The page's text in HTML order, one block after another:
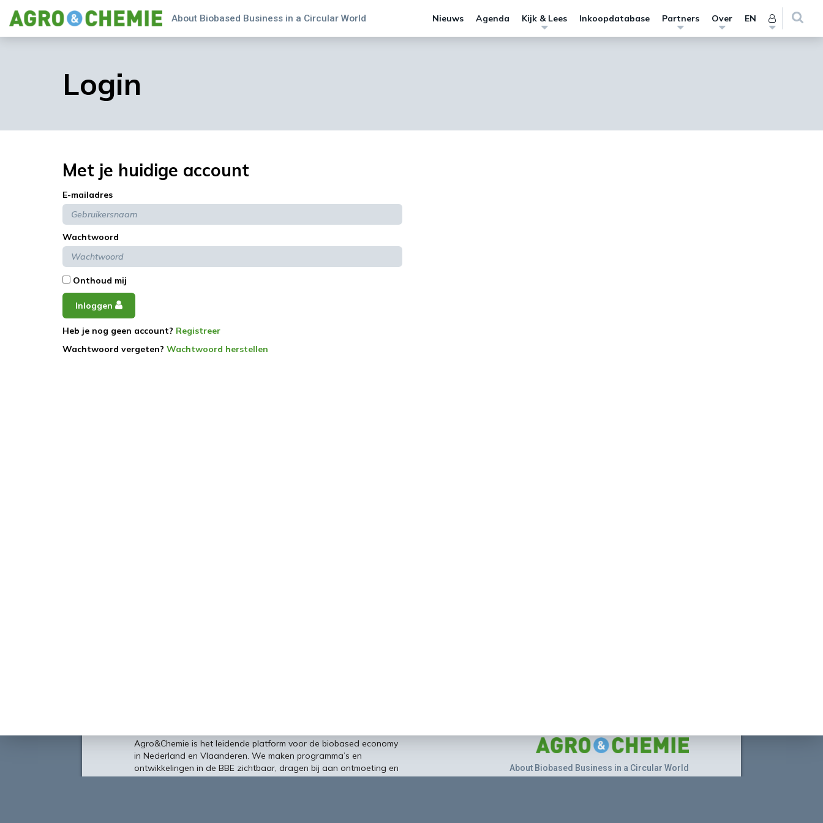
About Biobased Business in a Circular World Nieuws Agenda Kijk & Lees Inkoopdatabase Partners Over EN
Login
Met je huidige account
E-mailadres
Wachtwoord
Onthoud mij
Inloggen
Heb je nog geen account? Registreer
Wachtwoord vergeten? Wachtwoord herstellen
Agro&Chemie is het leidende platform voor de biobased economy
in Nederland en Vlaanderen. We maken programma’s en
ontwikkelingen in de BBE zichtbaar, dragen bij aan ontmoeting en
verbinding tussen ondernemers, kennisinstellingen en overheid en
About Biobased Business in a Circular World